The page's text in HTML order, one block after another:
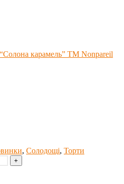
карамель” ТМ Nonpareil
, Солодощі, Торти
+